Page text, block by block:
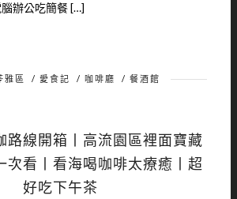
辦公吃簡餐 […]
雅區 / 愛食記 / 咖啡廳 / 餐酒館
路線開箱丨高流園區裡面寶藏
次看丨看海喝咖啡太療癒丨超
好吃下午茶